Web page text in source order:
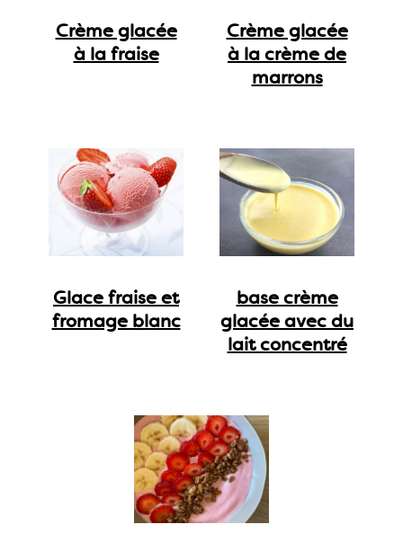
Crème glacée
à la fraise
Crème glacée
à la crème de
marrons
Glace fraise et
fromage blanc
base crème
glacée avec du
lait concentré